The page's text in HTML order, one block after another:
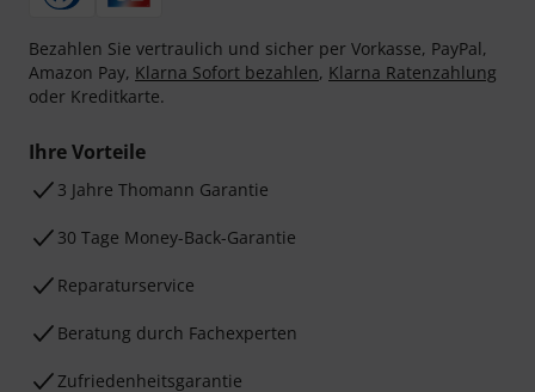
Bezahlen Sie vertraulich und sicher per Vorkasse, PayPal,
Amazon Pay, Klarna Sofort bezahlen, Klarna Ratenzahlung
oder Kreditkarte.
Ihre Vorteile
3 Jahre Thomann Garantie
30 Tage Money-Back-Garantie
Reparaturservice
Beratung durch Fachexperten
Zufriedenheitsgarantie